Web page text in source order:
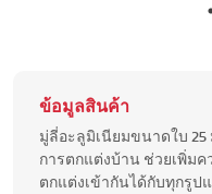
ข้อมูลสินค้า
มู่ลี่อะลูมิเนียมขนาดใบ
การตกแต่งบ้าน ช่วยเพิ่มค
ตกแต่งเข้ากันได้กับทุกรูป